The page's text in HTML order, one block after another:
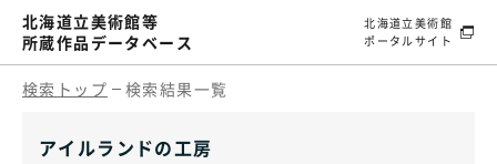
北海道立美術館等
所蔵作品データベース
北海道立美術館
ポータルサイト
検索トップ 検索結果一覧
アイルランドの工房